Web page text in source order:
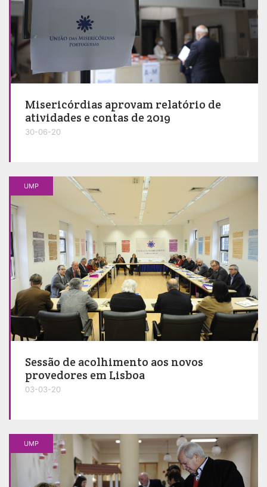
Misericórdias aprovam relatório de
atividades e contas de 2019
30-06-20
UMP
Sessão de acolhimento aos novos
provedores em Lisboa
03-03-20
UMP